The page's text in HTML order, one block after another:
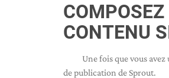
CONTENU
Une fois que vous
de publication de Sprout.